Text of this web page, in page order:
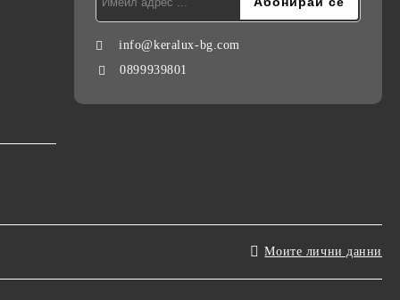
info@keralux-bg.com
0899939801
Моите лични данни